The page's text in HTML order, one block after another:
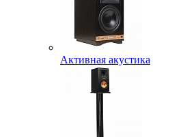
Активная акустика